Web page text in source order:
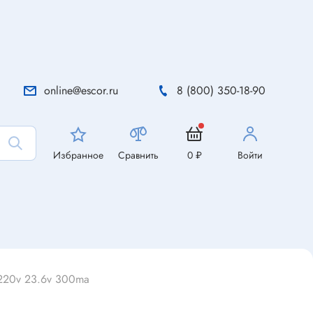
online@escor.ru 8 (800) 350-18-90
Избранное Сравнить 0 ₽ Войти
23.6v 300ma